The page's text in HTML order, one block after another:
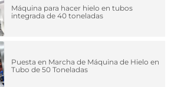
Máquina para hacer hielo en tubos
integrada de 40 toneladas
Puesta en Marcha de Máquina de Hielo en
Tubo de 50 Toneladas